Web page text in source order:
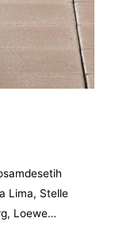
Lima, Stelle
Loewe…